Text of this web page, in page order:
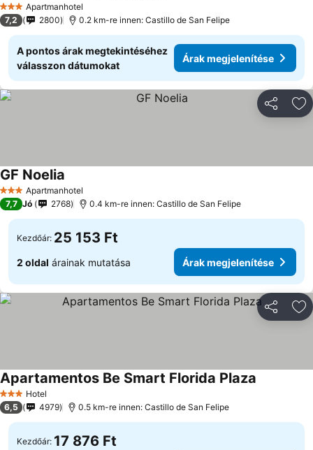
3 KategóriaApartmanhotel
7,2 2800 0.2 km-re innen: Castillo de San Felipe
A pontos árak megtekintéséhez
válasszon dátumokat
Árak megjelenítése
3 KategóriaApartmanhotel
GF Noelia
7,7 Jó 2768 0.4 km-re innen: Castillo de San Felipe
Kezdőár: 25 153 Ft
2 oldal árainak mutatása Árak megjelenítése
3 Kategória
Hotel
Apartamentos Be Smart Florida Plaza
6,5 4979 0.5 km-re innen: Castillo de San Felipe
Kezdőár: 17 876 Ft